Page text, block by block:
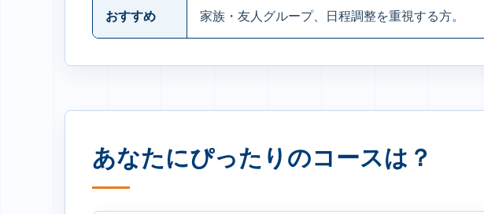
おすすめ 家族・友人グループ、日程調整を重視する方。
あなたにぴったりのコースは？